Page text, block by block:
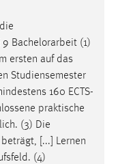
9 Bachelorarbeit (1)
ersten auf das
Studiensemester
160 ECTS-
praktische
(3) Die
beträgt, [...] Lernen
(4)